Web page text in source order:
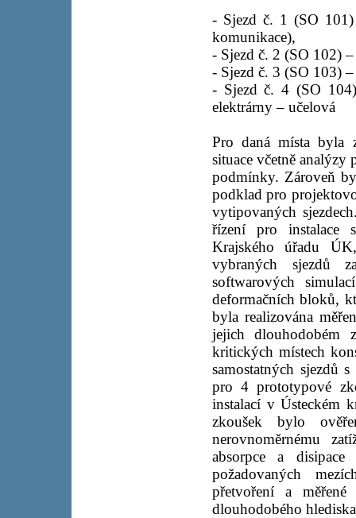
- Sjezd č. 1 (SO
komunikace),
- Sjezd č. 2 (SO 102)
- Sjezd č. 3 (SO 103)
- Sjezd č. 4 (SO
elektrárny – učelová
Pro daná místa byla
situace včetně analýzy
podmínky. Zároveň
podklad pro
vytipovaných
řízení pro instalace
Krajského úřadu
vybraných sjezdů
softwarových
deformačních bloků,
byla realizována
jejich dlouhodobém
kritických místech
samostatných sjezdů
pro 4 prototypové
instalací v Ústeckém
zkoušek bylo
nerovnoměrnému
absorpce a
požadovaných
přetvoření a
dlouhodobého